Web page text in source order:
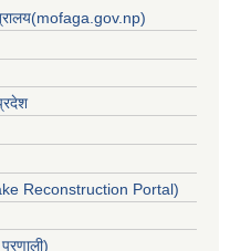
Reconstruction Portal)